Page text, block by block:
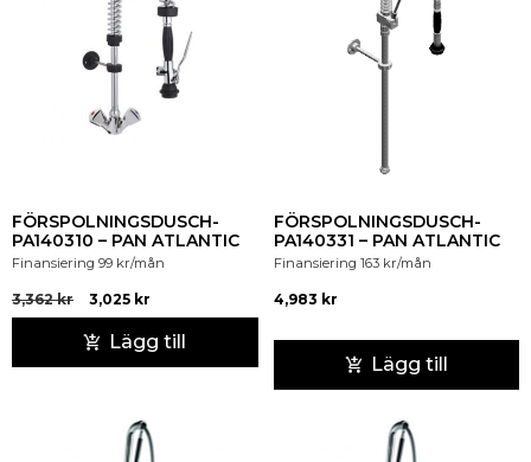
FÖRSPOLNINGSDUSCH-
PA140310 – PAN ATLANTIC
Finansiering 99 kr/mån
3,362kr 3,025 kr
Lägg till
FÖRSPOLNINGSDUSCH-
PA140331 – PAN ATLANTIC
Finansiering 163 kr/mån
4,983 kr
Lägg till